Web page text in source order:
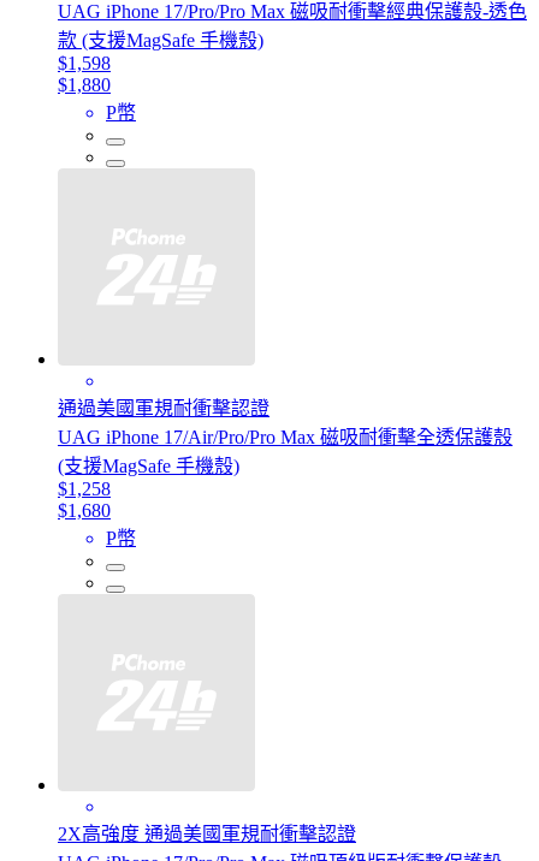
UAG iPhone 17/Pro/Pro Max 磁吸耐衝擊經典保護殼-透色
款 (支援MagSafe 手機殼)
$1,598
$1,880
P幣
通過美國軍規耐衝擊認證
UAG iPhone 17/Air/Pro/Pro Max 磁吸耐衝擊全透保護殼
(支援MagSafe 手機殼)
$1,258
$1,680
P幣
2X高強度 通過美國軍規耐衝擊認證